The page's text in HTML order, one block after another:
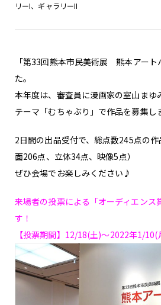
リーI、ギャラリーII
「第33回熊本市民美術展 熊本アート
た。
本年度は、審査員に漫画家の室山まゆ
テーマ「むちゃぶり」で作品を募集し
2日間の出品受付で、総点数245点の
面206点、立体34点、映像5点）
ぜひ会場でお楽しみください♪
来場者の投票による「オーディエンス
す！
【投票期間】12/18(土)～2022年1/10(